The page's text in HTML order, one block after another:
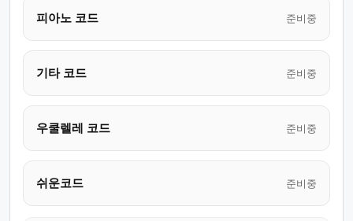
피아노 코드 준비중
기타 코드 준비중
우쿨렐레 코드 준비중
쉬운코드 준비중